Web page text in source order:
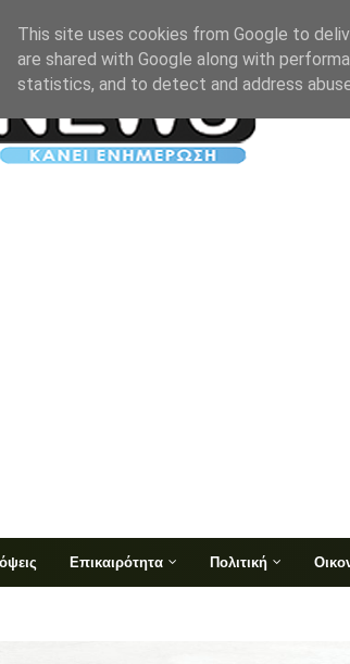
Επικαιρότητα Πολιτική
This site uses cookies from Google to
are shared with Google along with
statistics, and to detect and address